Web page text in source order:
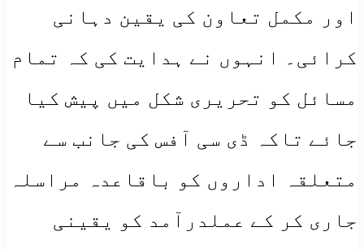
اور مکمل تعاون کی یقین دہانی
کرائی۔ انہوں نے ہدایت کی کہ تمام
مسائل کو تحریری شکل میں پیش کیا
جائے تاکہ ڈی سی آفس کی جانب سے
متعلقہ اداروں کو باقاعدہ مراسلہ
جاری کر کے عملدرآمد کو یقینی